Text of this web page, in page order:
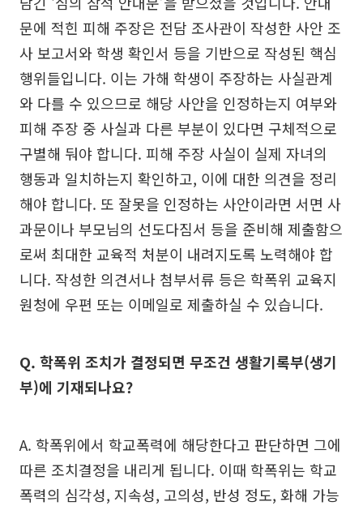
문에 적힌 피해 주장은 전담 조사관이 작성한 사안 조
사 보고서와 학생 확인서 등을 기반으로 작성된 핵심
행위들입니다. 이는 가해 학생이 주장하는 사실관계
와 다를 수 있으므로 해당 사안을 인정하는지 여부와
피해 주장 중 사실과 다른 부분이 있다면 구체적으로
구별해 둬야 합니다. 피해 주장 사실이 실제 자녀의
행동과 일치하는지 확인하고, 이에 대한 의견을 정리
해야 합니다. 또 잘못을 인정하는 사안이라면 서면 사
과문이나 부모님의 선도다짐서 등을 준비해 제출함으
로써 최대한 교육적 처분이 내려지도록 노력해야 합
니다. 작성한 의견서나 첨부서류 등은 학폭위 교육지
원청에 우편 또는 이메일로 제출하실 수 있습니다.
Q. 학폭위 조치가 결정되면 무조건 생활기록부(생기
부)에 기재되나요?
A. 학폭위에서 학교폭력에 해당한다고 판단하면 그에
따른 조치결정을 내리게 됩니다. 이때 학폭위는 학교
폭력의 심각성, 지속성, 고의성, 반성 정도, 화해 가능